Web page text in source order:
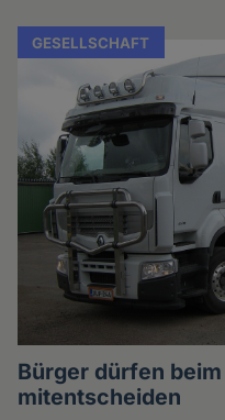
GESELLSCHAFT
Bürger dürfen
mitentscheiden